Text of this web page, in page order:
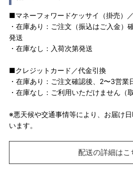
■マネーフォワードケッサイ（掛売）
・在庫あり：ご注文（振込はご入金）
発送
・在庫なし：入荷次第発送
■クレジットカード／代金引換
・在庫あり：ご注文確認後、2〜3営業
・在庫なし：ご利用いただけません（
※悪天候や交通事情等により、お届け
います。
配送の詳細はこ